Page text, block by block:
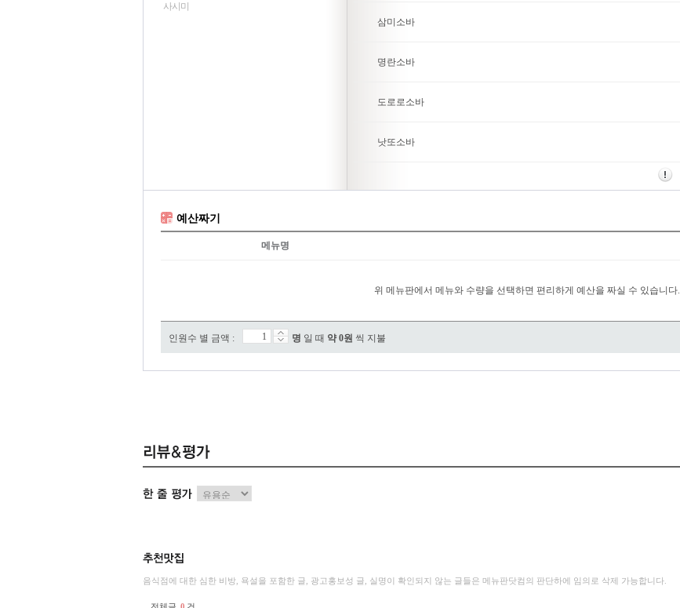
사시미
삼미소바
명란소바
도로로소바
낫또소바
예산짜기
메뉴명
위 메뉴판에서 메뉴와 수량을 선택하면 편리하게 예산을 짜실 수 있습니다.
인원수 별 금액 : 명 일 때 약0원 씩 지불
음식점에 대한 심한 비방, 욕설을 포함한 글, 광고홍보성 글, 실명이 확인되지 않는 글들은 메뉴판닷컴의 판단하에 임의로 삭제 가능합니다.